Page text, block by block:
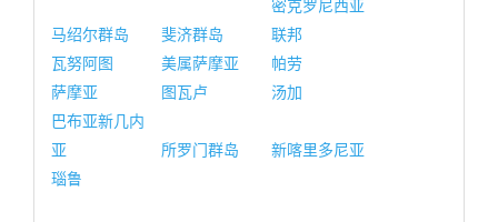
马绍尔群岛 斐济群岛
密克罗尼西亚
联邦
瓦努阿图
美属萨摩亚
帕劳
萨摩亚
图瓦卢
汤加
巴布亚新几内
亚
所罗门群岛
新喀里多尼亚
瑙鲁